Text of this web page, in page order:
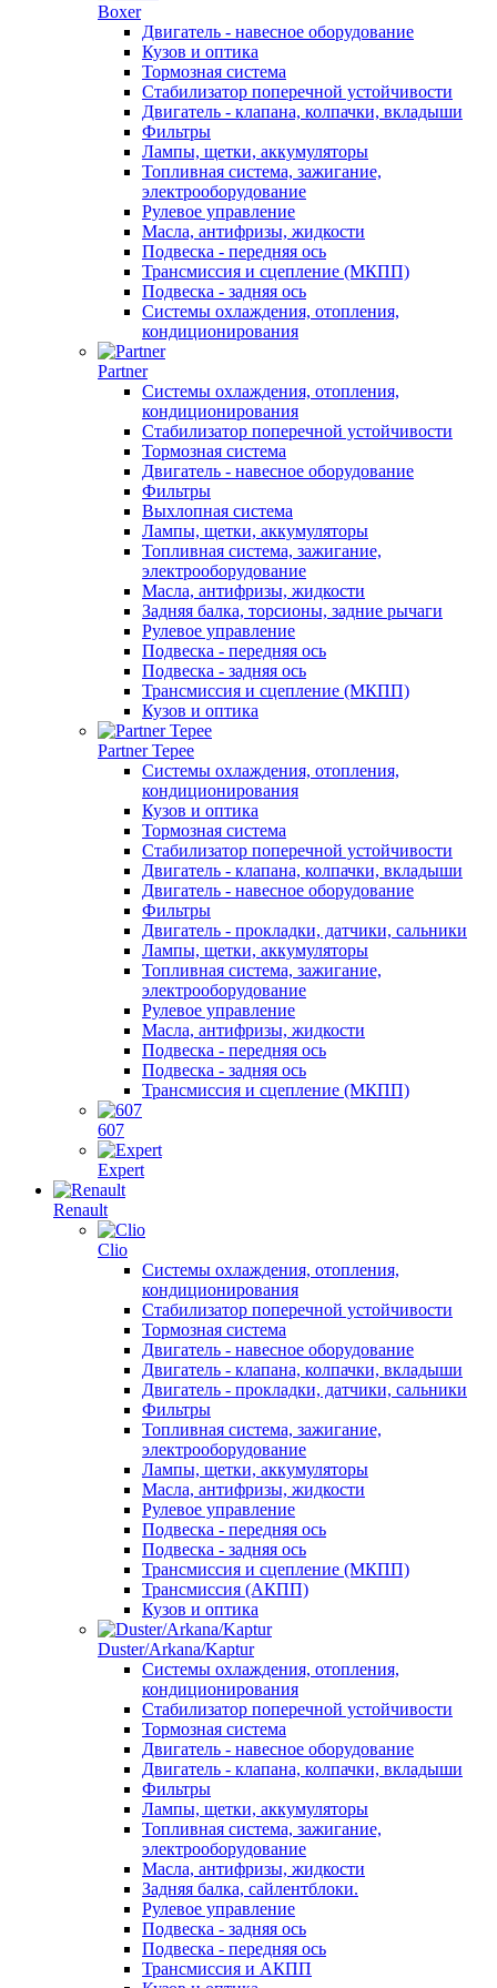
Boxer
Двигатель - навесное оборудование
Кузов и оптика
Тормозная система
Стабилизатор поперечной устойчивости
Двигатель - клапана, колпачки, вкладыши
Фильтры
Лампы, щетки, аккумуляторы
Топливная система, зажигание,
электрооборудование
Рулевое управление
Масла, антифризы, жидкости
Подвеска - передняя ось
Трансмиссия и сцепление (МКПП)
Подвеска - задняя ось
Системы охлаждения, отопления,
кондиционирования
Partner
Системы охлаждения, отопления,
кондиционирования
Стабилизатор поперечной устойчивости
Тормозная система
Двигатель - навесное оборудование
Фильтры
Выхлопная система
Лампы, щетки, аккумуляторы
Топливная система, зажигание,
электрооборудование
Масла, антифризы, жидкости
Задняя балка, торсионы, задние рычаги
Рулевое управление
Подвеска - передняя ось
Подвеска - задняя ось
Трансмиссия и сцепление (МКПП)
Кузов и оптика
Partner Tepee
Системы охлаждения, отопления,
кондиционирования
Кузов и оптика
Тормозная система
Стабилизатор поперечной устойчивости
Двигатель - клапана, колпачки, вкладыши
Двигатель - навесное оборудование
Фильтры
Двигатель - прокладки, датчики, сальники
Лампы, щетки, аккумуляторы
Топливная система, зажигание,
электрооборудование
Рулевое управление
Масла, антифризы, жидкости
Подвеска - передняя ось
Подвеска - задняя ось
Трансмиссия и сцепление (МКПП)
607
Expert
Renault
Clio
Системы охлаждения, отопления,
кондиционирования
Стабилизатор поперечной устойчивости
Тормозная система
Двигатель - навесное оборудование
Двигатель - клапана, колпачки, вкладыши
Двигатель - прокладки, датчики, сальники
Фильтры
Топливная система, зажигание,
электрооборудование
Лампы, щетки, аккумуляторы
Масла, антифризы, жидкости
Рулевое управление
Подвеска - передняя ось
Подвеска - задняя ось
Трансмиссия и сцепление (МКПП)
Трансмиссия (АКПП)
Кузов и оптика
Duster/Arkana/Kaptur
Системы охлаждения, отопления,
кондиционирования
Стабилизатор поперечной устойчивости
Тормозная система
Двигатель - навесное оборудование
Двигатель - клапана, колпачки, вкладыши
Фильтры
Лампы, щетки, аккумуляторы
Топливная система, зажигание,
электрооборудование
Масла, антифризы, жидкости
Задняя балка, сайлентблоки.
Рулевое управление
Подвеска - задняя ось
Подвеска - передняя ось
Трансмиссия и АКПП